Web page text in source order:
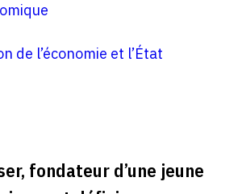
de l’économie et l’État
fondateur d’une jeune